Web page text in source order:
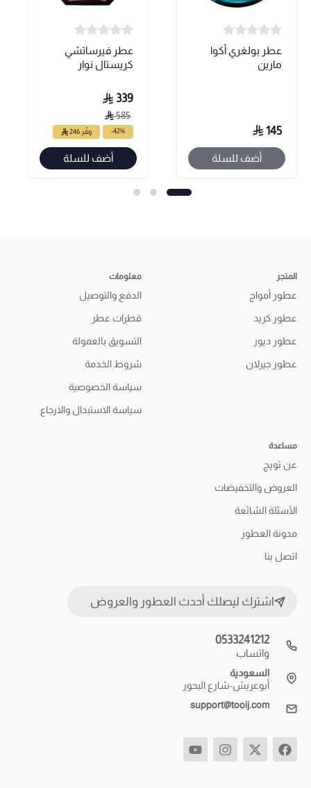
عطر بولغري أكوا
مارين
145
أضف للسلة
عطر فيرساتشي
كريستال نوار
339
585
-42% وفّر 246
أضف للسلة
المتجر
عطور أمواج
عطور كريد
عطور ديور
عطور جيرلان
معلومات
الدفع والتوصيل
قطرات عطر
التسويق بالعمولة
شروط الخدمة
سياسة الخصوصية
سياسة الاستبدال والارجاع
مساعدة
عن تويج
العروض والتخفيضات
الأسئلة الشائعة
مدونة العطور
اتصل بنا
اشترك ليصلك أحدث العطور والعروض
0533241212
واتساب
السعودية
أبوعريش-شارع البحور
support@tooij.com